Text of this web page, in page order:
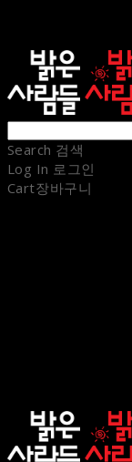
Search 검색
Log In 로그인
Cart장바구니